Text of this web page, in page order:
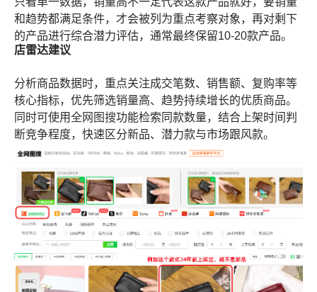
和趋势都满足条件，才会被列为重点考察对象，再对剩下
的产品进行综合潜力评估，通常最终保留10-20款产品。
店雷达建议
分析商品数据时，重点关注成交笔数、销售额、复购率等
核心指标，优先筛选销量高、趋势持续增长的优质商品。
同时可使用全网图搜功能检索同款数量，结合上架时间判
断竞争程度，快速区分新品、潜力款与市场跟风款。